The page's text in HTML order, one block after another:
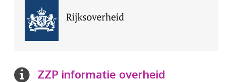
ZZP informatie overheid